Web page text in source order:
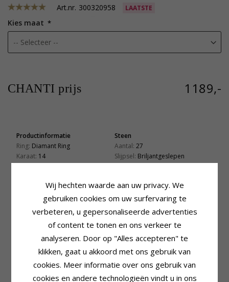
Art.nr. 300320958 LAATSTE
Kies maat
CHANTI prijs 1189,-
Productinformatie
Ring: Diamant Ring
Karaat: 14
Steen
Aantal: 27
Slijpsel: Briljantgeslepen
Diamant Helderheid:Si
Caraat:0,18
Zetting
Maat In Voorraad:
4-5 Weekdagen
KLANTEN KOPEN OOK
Wij hechten waarde aan uw privacy. We
gebruiken cookies om uw surfervaring te
verbeteren, u gepersonaliseerde advertenties
of content te tonen en ons verkeer te
analyseren. Door op "Alles accepteren" te
klikken, gaat u akkoord met ons gebruik van
cookies. Meer informatie over ons gebruik van
cookies en andere technologieën vindt u in ons